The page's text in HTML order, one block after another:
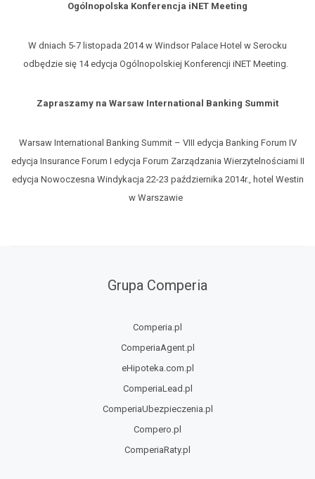
Ogólnopolska Konferencja iNET Meeting
W dniach 5-7 listopada 2014 w Windsor Palace Hotel w Serocku
odbędzie się 14 edycja Ogólnopolskiej Konferencji iNET Meeting.
Zapraszamy na Warsaw International Banking Summit
Warsaw International Banking Summit – VIII edycja Banking Forum IV
edycja Insurance Forum I edycja Forum Zarządzania Wierzytelnościami II
edycja Nowoczesna Windykacja 22-23 października 2014r., hotel Westin
w Warszawie
Grupa Comperia
Comperia.pl
ComperiaAgent.pl
eHipoteka.com.pl
ComperiaLead.pl
ComperiaUbezpieczenia.pl
Compero.pl
ComperiaRaty.pl